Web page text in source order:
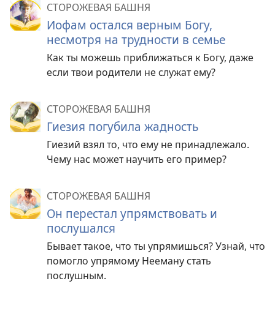
СТОРОЖЕВАЯ БАШНЯ
Иофам остался верным Богу,
несмотря на трудности в семье
Как ты можешь приближаться к Богу, даже
если твои родители не служат ему?
СТОРОЖЕВАЯ БАШНЯ
Гиезия погубила жадность
Гиезий взял то, что ему не принадлежало.
Чему нас может научить его пример?
СТОРОЖЕВАЯ БАШНЯ
Он перестал упрямствовать и
послушался
Бывает такое, что ты упрямишься? Узнай, что
помогло упрямому Нееману стать
послушным.